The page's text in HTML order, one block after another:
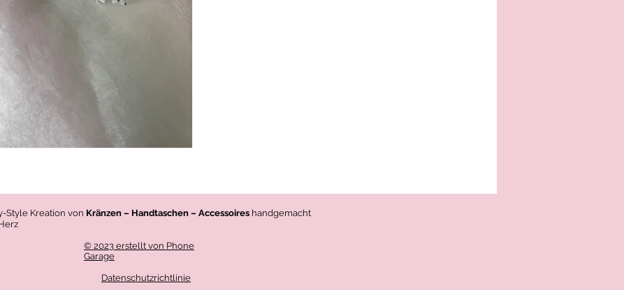
Style Kreation von Kränzen – Handtaschen – Accessoires handgemacht
© 2023 erstellt von Phone
Garage
Datenschutzrichtlinie